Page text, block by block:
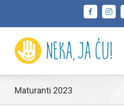
Facebook
Maturanti 2023